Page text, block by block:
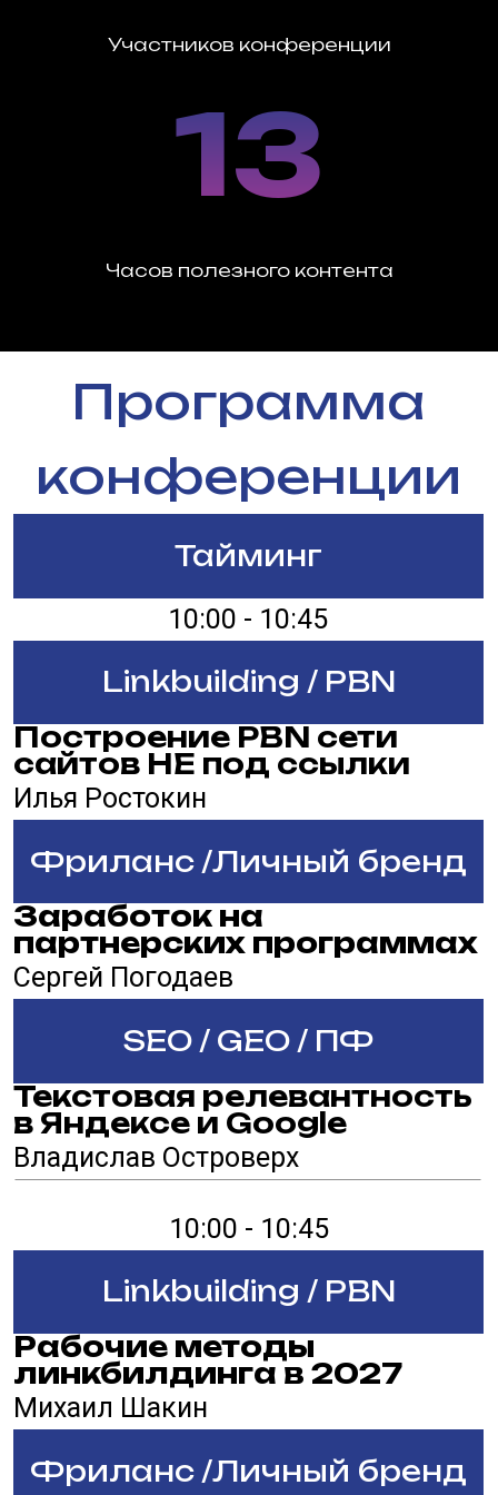
Участников конференции
13
Часов полезного контента
Linkbuilding / PBN
сайтов НЕ под ссылки
Фриланс /Личный бренд
партнерских программах
SEO / GEO / ПФ
Текстовая релевантность
в Яндексе и Google
10:00 - 10:45
Linkbuilding / PBN
Рабочие методы
линкбилдинга в 2027
Михаил Шакин
Фриланс /Личный бренд
Как мы зарабатываем
миллионы на
органическом трафике,
продавая чужие
продукты под своим
брендом
Александр Кела
SEO / GEO / ПФ
Как быстро разложить
e-commerce нишу на
каннибализации
Алексей Солтык
12:15 - 13:00
Фильтр за ссылки -
Пингвин
Георгий Шилов
Фриланс /Личный бренд
Эволюция текстового
контента в сети: от
биржевых копирайтеров
Никита Камышников